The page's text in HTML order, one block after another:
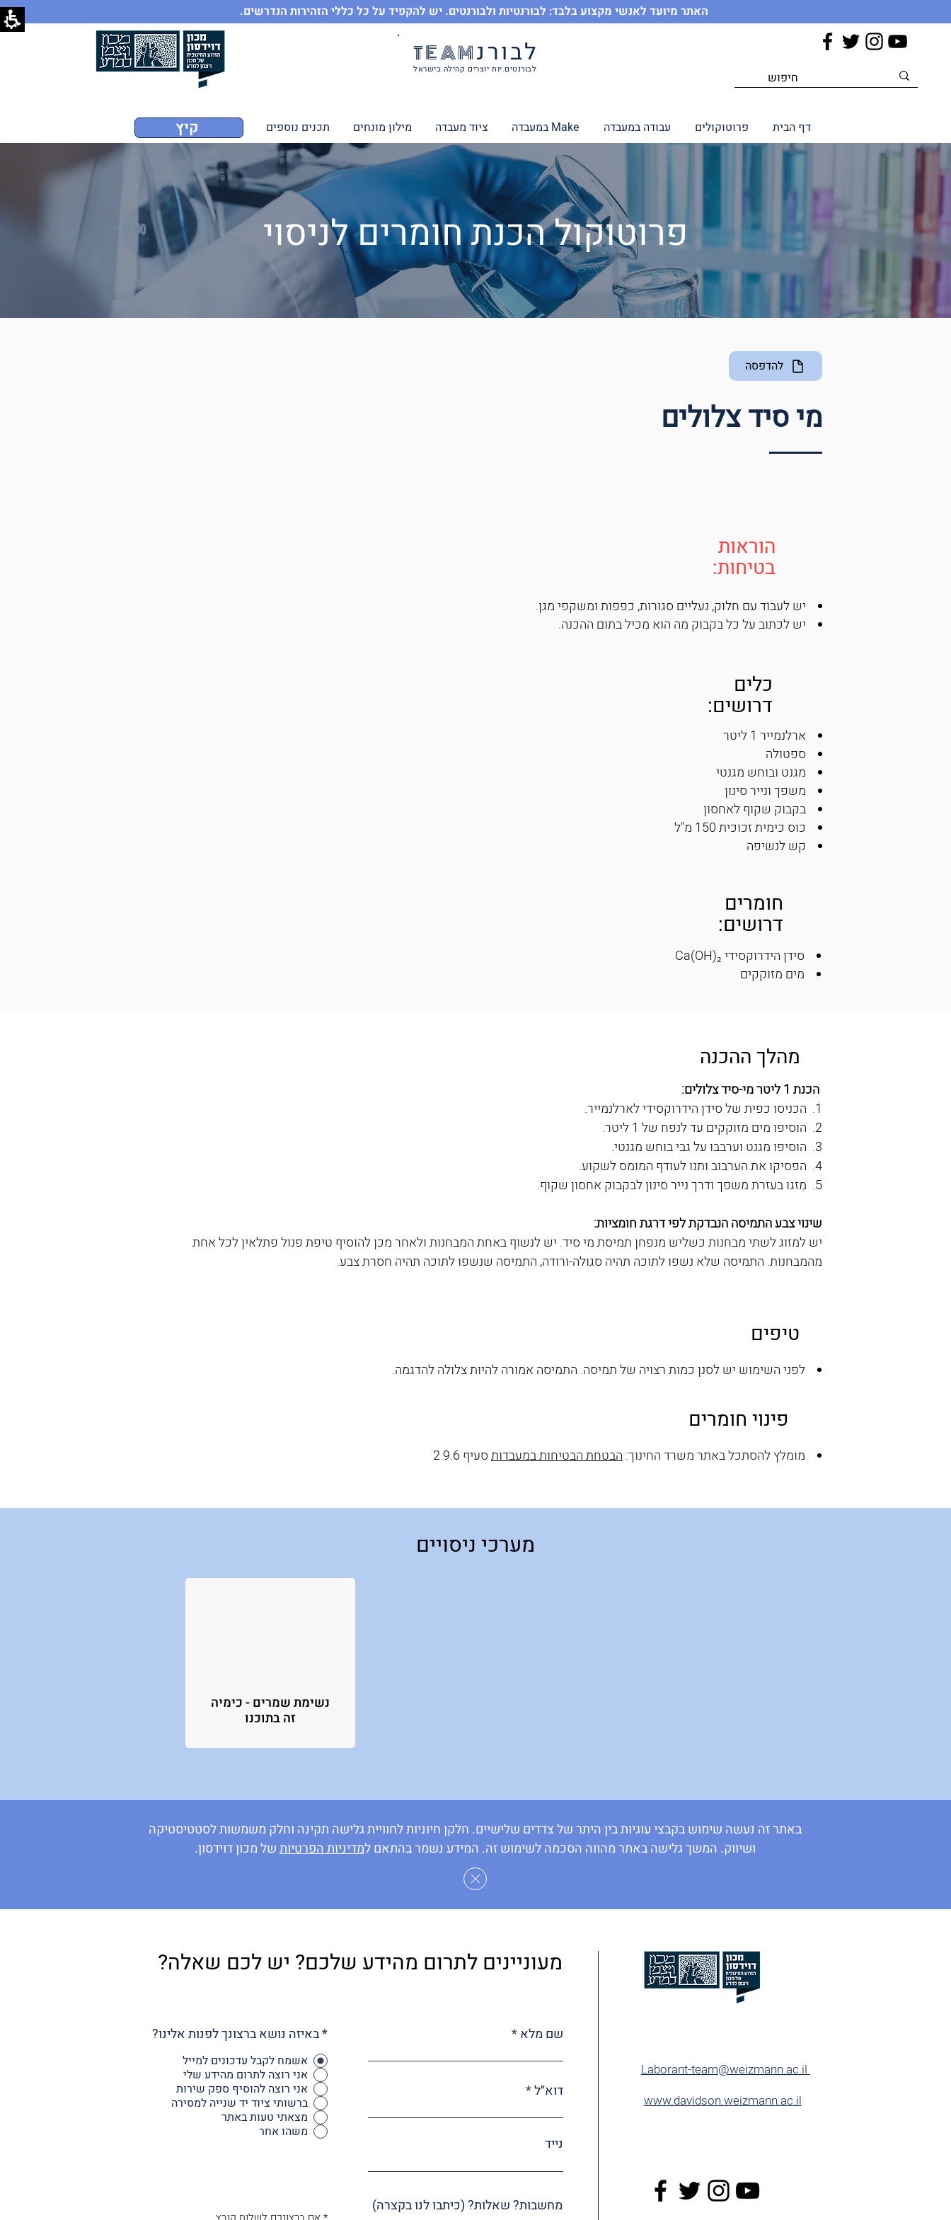
האתר מיועד לאנשי מקצוע בלבד: לבורנטיות ולבורנטים. יש להקפיד על כל כללי הזהירות הנדרשים.
לבורנTEAM
לבורנטים.יות יוצרים קהילה בישראל
קיץ דף הבית פרוטוקולים עבודה במעבדה Make במעבדה ציוד מעבדה מילון מונחים תכנים נוספים
פרוטוקול הכנת חומרים לניסוי
להדפסה
מי סיד צלולים
הוראות
בטיחות:
יש לעבוד עם חלוק, נעליים סגורות, כפפות ומשקפי מגן.
יש לכתוב על כל בקבוק מה הוא מכיל בתום ההכנה.
כלים
דרושים:
ארלנמייר 1 ליטר
ספטולה
מגנט ובוחש מגנטי
משפך ונייר סינון
בקבוק שקוף לאחסון
כוס כימית זכוכית 150 מ"ל
קש לנשיפה
חומרים
דרושים:
סידן הידרוקסידי Ca(OH)₂
מים מזוקקים
מהלך ההכנה
הכנת 1 ליטר מי-סיד צלולים:
1.  הכניסו כפית של סידן הידרוקסידי לארלנמייר.
2.  הוסיפו מים מזוקקים עד לנפח של 1 ליטר.
3.  הוסיפו מגנט וערבבו על גבי בוחש מגנטי.
4.  הפסיקו את הערבוב ותנו לעודף המומס לשקוע.
5.  מִזגו בעזרת משפך ודרך נייר סינון לבקבוק אחסון שקוף.
שינוי צבע התמיסה הנבדקת לפי דרגת חומציות:
יש למזוג לשתי מבחנות כשליש מנפחן תמיסת מי סיד. יש לנשוף באחת המבחנות ולאחר מכן להוסיף טיפת פנול פתלאין לכל אחת
מהמבחנות. התמיסה שלא נשפו לתוכה תהיה סגולה-ורודה, התמיסה שנשפו לתוכה תהיה חסרת צבע.
טיפים
לפני השימוש יש לסנן כמות רצויה של תמיסה. התמיסה אמורה להיות צלולה להדגמה.
פינוי חומרים
מומלץ להסתכל באתר משרד החינוך:הבטחת הבטיחות במעבדותסעיף 2.9.6
מערכי ניסויים
נשימת שמרים - כימיה
זה בתוכנו
באתר זה נעשה שימוש בקבצי עוגיות בין היתר של צדדים שלישיים. חלקן חיוניות לחוויית גלישה תקינה וחלק משמשות לסטטיסטיקה
ושיווק. המשך גלישה באתר מהווה הסכמה לשימוש זה. המידע נשמר בהתאם למדיניות הפרטיותשל מכון דוידסון.
מעוניינים לתרום מהידע שלכם? יש לכם שאלה?
* באיזה נושא ברצונך לפנות אלינו?
אשמח לקבל עדכונים למייל
אני רוצה לתרום מהידע שלי
אני רוצה להוסיף ספק שירות
ברשותי ציוד יד שנייה למסירה
מצאתי טעות באתר
משהו אחר
שם מלא
דוא״ל
נייד
מחשבות? שאלות? (כיתבו לנו בקצרה)
Laborant-team@weizmann.ac.il
www.davidson.weizmann.ac.il